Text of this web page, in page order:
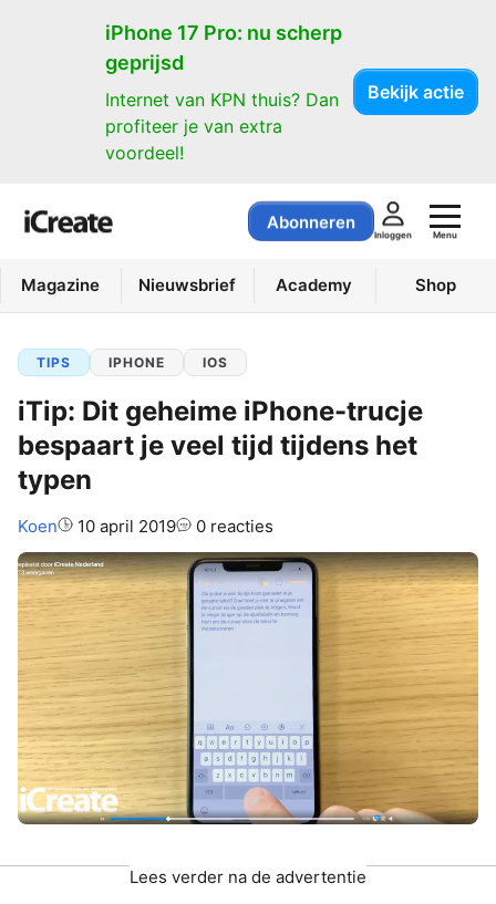
iPhone 17 Pro: nu scherp
geprijsd
Internet van KPN thuis? Dan
profiteer je van extra
voordeel!
Bekijk actie
Abonneren
Inloggen Menu
Magazine Nieuwsbrief Academy Shop
TIPS IPHONE IOS
iTip: Dit geheime iPhone-trucje
bespaart je veel tijd tijdens het
typen
Auteur:
Koen 10 april 2019 0 reacties
Lees verder na de advertentie